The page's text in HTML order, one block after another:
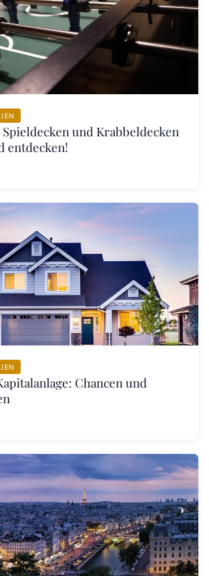
und Krabbeldecken
entdecken!
Chancen und